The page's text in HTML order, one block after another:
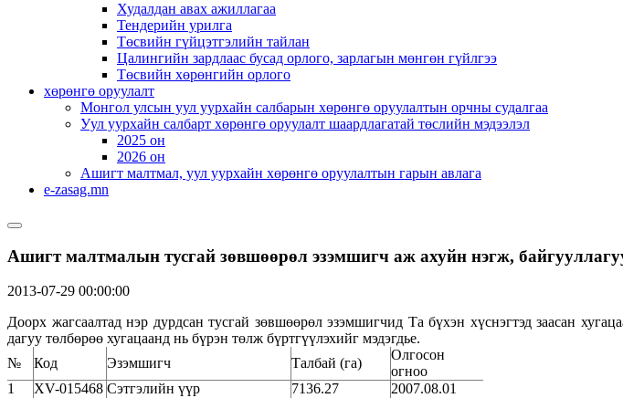
Худалдан авах ажиллагаа
Тендерийн урилга
Төсвийн гүйцэтгэлийн тайлан
Цалингийн зардлаас бусад орлого, зарлагын мөнгөн гүйлгээ
Төсвийн хөрөнгийн орлого
хөрөнгө оруулалт
Монгол улсын уул уурхайн салбарын хөрөнгө оруулалтын орчны судалгаа
Уул уурхайн салбарт хөрөнгө оруулалт шаардлагатай төслийн мэдээлэл
2025 он
2026 он
Ашигт малтмал, уул уурхайн хөрөнгө оруулалтын гарын авлага
e-zasag.mn
Ашигт малтмалын тусгай зөвшөөрөл эзэмшигч аж ахуйн нэгж,
2013-07-29 00:00:00
Доорх жагсаалтад нэр дурдсан тусгай зөвшөөрөл эзэмшигчид Та бүхэн хүснэгтэд заасан
дагуу төлбөрөө хугацаанд нь бүрэн төлж бүртгүүлэхийг мэдэгдье.
№
Код Эзэмшигч Талбай (га)
Олгосон
огноо
1
XV-015468 Сэтгэлийн үүр 7136.27
2007.08.01